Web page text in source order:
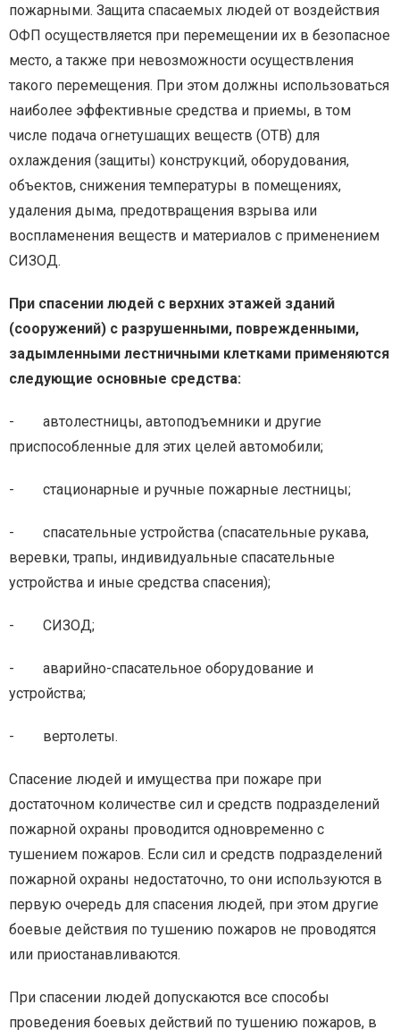
пожарными. Защита спасаемых людей от воздействия
ОФП осуществляется при перемещении их в безопасное
место, а также при невозможности осуществления
такого перемещения. При этом должны использоваться
наиболее эффективные средства и приемы, в том
числе подача огнетушащих веществ (ОТВ) для
охлаждения (защиты) конструкций, оборудования,
объектов, снижения температуры в помещениях,
удаления дыма, предотвращения взрыва или
воспламенения веществ и материалов с применением
СИЗОД.
При спасении людей с верхних этажей зданий
(сооружений) с разрушенными, поврежденными,
задымленными лестничными клетками применяются
следующие основные средства:
- автолестницы, автоподъемники и другие
приспособленные для этих целей автомобили;
- стационарные и ручные пожарные лестницы;
- спасательные устройства (спасательные рукава,
веревки, трапы, индивидуальные спасательные
устройства и иные средства спасения);
- СИЗОД;
- аварийно-спасательное оборудование и
устройства;
- вертолеты.
Спасение людей и имущества при пожаре при
достаточном количестве сил и средств подразделений
пожарной охраны проводится одновременно с
тушением пожаров. Если сил и средств подразделений
пожарной охраны недостаточно, то они используются в
первую очередь для спасения людей, при этом другие
боевые действия по тушению пожаров не проводятся
или приостанавливаются.
При спасении людей допускаются все способы
проведения боевых действий по тушению пожаров, в